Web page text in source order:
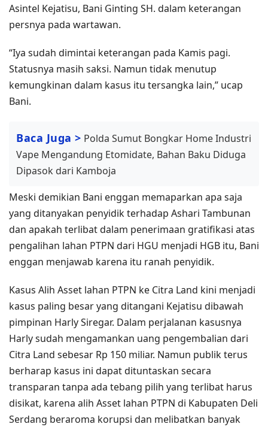
Asintel Kejatisu, Bani Ginting SH. dalam keterangan
persnya pada wartawan.
“Iya sudah dimintai keterangan pada Kamis pagi.
Statusnya masih saksi. Namun tidak menutup
kemungkinan dalam kasus itu tersangka lain,” ucap
Bani.
Baca Juga > Polda Sumut Bongkar Home Industri
Vape Mengandung Etomidate, Bahan Baku Diduga
Dipasok dari Kamboja
Meski demikian Bani enggan memaparkan apa saja
yang ditanyakan penyidik terhadap Ashari Tambunan
dan apakah terlibat dalam penerimaan gratifikasi atas
pengalihan lahan PTPN dari HGU menjadi HGB itu, Bani
enggan menjawab karena itu ranah penyidik.
Kasus Alih Asset lahan PTPN ke Citra Land kini menjadi
kasus paling besar yang ditangani Kejatisu dibawah
pimpinan Harly Siregar. Dalam perjalanan kasusnya
Harly sudah mengamankan uang pengembalian dari
Citra Land sebesar Rp 150 miliar. Namun publik terus
berharap kasus ini dapat dituntaskan secara
transparan tanpa ada tebang pilih yang terlibat harus
disikat, karena alih Asset lahan PTPN di Kabupaten Deli
Serdang beraroma korupsi dan melibatkan banyak